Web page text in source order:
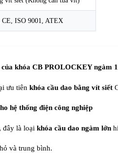
CE, ISO 9001, ATEX
khóa CB PROLOCKEY ngàm
ưu tiên khóa cầu dao bằng vít siết
hệ thống điện công nghiệp
đây là loại khóa cầu dao ngàm lớn
và trung bình.